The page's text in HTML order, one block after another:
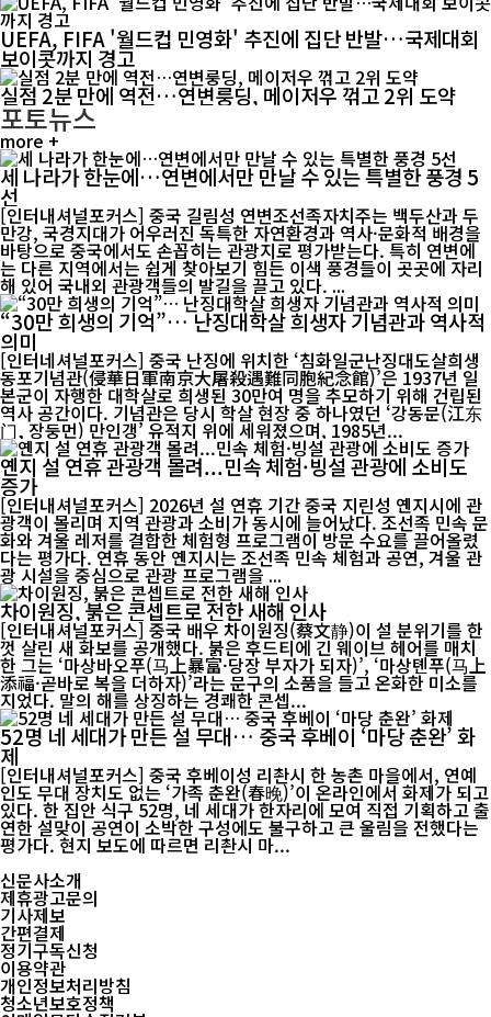
UEFA, FIFA '월드컵 민영화' 추진에 집단 반발…국제대회
보이콧까지 경고
실점 2분 만에 역전…연변룽딩, 메이저우 꺾고 2위 도약
포토뉴스
more +
세 나라가 한눈에…연변에서만 만날 수 있는 특별한 풍경 5
선
[인터내셔널포커스] 중국 길림성 연변조선족자치주는 백두산과 두
만강, 국경지대가 어우러진 독특한 자연환경과 역사·문화적 배경을
바탕으로 중국에서도 손꼽히는 관광지로 평가받는다. 특히 연변에
는 다른 지역에서는 쉽게 찾아보기 힘든 이색 풍경들이 곳곳에 자리
해 있어 국내외 관광객들의 발길을 끌고 있다. ...
“30만 희생의 기억”… 난징대학살 희생자 기념관과 역사적
의미
[인터네셔널포커스] 중국 난징에 위치한 ‘침화일군난징대도살희생
동포기념관(侵華日軍南京大屠殺遇難同胞紀念館)’은 1937년 일
본군이 자행한 대학살로 희생된 30만여 명을 추모하기 위해 건립된
역사 공간이다. 기념관은 당시 학살 현장 중 하나였던 ‘강동문(江东
门, 장둥먼) 만인갱’ 유적지 위에 세워졌으며, 1985년...
옌지 설 연휴 관광객 몰려...민속 체험·빙설 관광에 소비도
증가
[인터내셔널포커스] 2026년 설 연휴 기간 중국 지린성 옌지시에 관
광객이 몰리며 지역 관광과 소비가 동시에 늘어났다. 조선족 민속 문
화와 겨울 레저를 결합한 체험형 프로그램이 방문 수요를 끌어올렸
다는 평가다. 연휴 동안 옌지시는 조선족 민속 체험과 공연, 겨울 관
광 시설을 중심으로 관광 프로그램을 ...
차이원징, 붉은 콘셉트로 전한 새해 인사
[인터내셔널포커스] 중국 배우 차이원징(蔡文静)이 설 분위기를 한
껏 살린 새 화보를 공개했다. 붉은 후드티에 긴 웨이브 헤어를 매치
한 그는 ‘마상바오푸(马上暴富·당장 부자가 되자)’, ‘마상톈푸(马上
添福·곧바로 복을 더하자)’라는 문구의 소품을 들고 온화한 미소를
지었다. 말의 해를 상징하는 경쾌한 콘셉...
52명 네 세대가 만든 설 무대… 중국 후베이 ‘마당 춘완’ 화
제
[인터내셔널포커스] 중국 후베이성 리촨시 한 농촌 마을에서, 연예
인도 무대 장치도 없는 ‘가족 춘완(春晚)’이 온라인에서 화제가 되고
있다. 한 집안 식구 52명, 네 세대가 한자리에 모여 직접 기획하고 출
연한 설맞이 공연이 소박한 구성에도 불구하고 큰 울림을 전했다는
평가다. 현지 보도에 따르면 리촨시 마...
신문사소개
제휴광고문의
기사제보
간편결제
정기구독신청
이용약관
개인정보처리방침
청소년보호정책